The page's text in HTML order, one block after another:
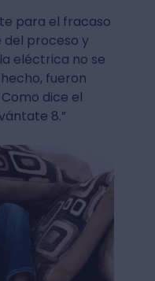
para el fracaso
proceso y
eléctrica no se
fueron
dice el
8.”